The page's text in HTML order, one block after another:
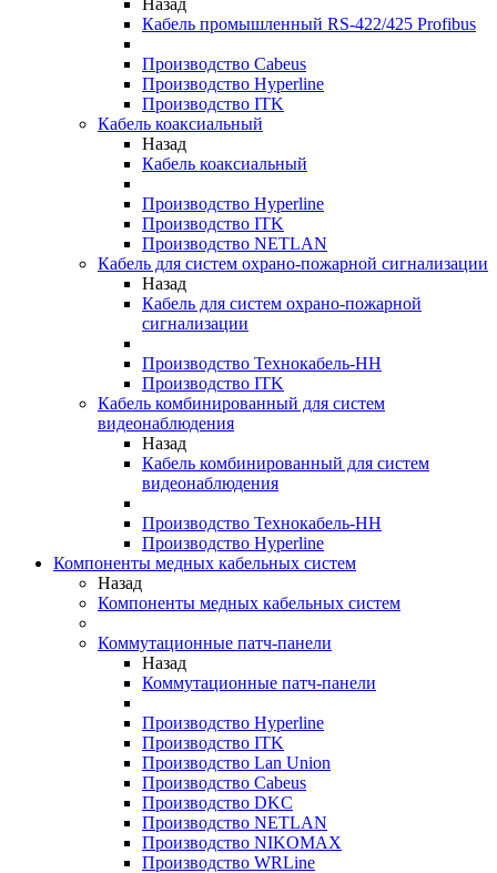
Назад
Кабель промышленный RS-422/425 Profibus
Производство Cabeus
Производство Hyperline
Производство ITK
Кабель коаксиальный
Назад
Кабель коаксиальный
Производство Hyperline
Производство ITK
Производство NETLAN
Кабель для систем охрано-пожарной сигнализации
Назад
Кабель для систем охрано-пожарной
сигнализации
Производство Технокабель-НН
Производство ITK
Кабель комбинированный для систем
видеонаблюдения
Назад
Кабель комбинированный для систем
видеонаблюдения
Производство Технокабель-НН
Производство Hyperline
Компоненты медных кабельных систем
Назад
Компоненты медных кабельных систем
Коммутационные патч-панели
Назад
Коммутационные патч-панели
Производство Hyperline
Производство ITK
Производство Lan Union
Производство Cabeus
Производство DKC
Производство NETLAN
Производство NIKOMAX
Производство WRLine